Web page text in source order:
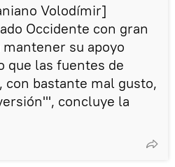
Volodímir]
Occidente con gran
su apoyo
que las fuentes de
bastante mal gusto,
concluye la